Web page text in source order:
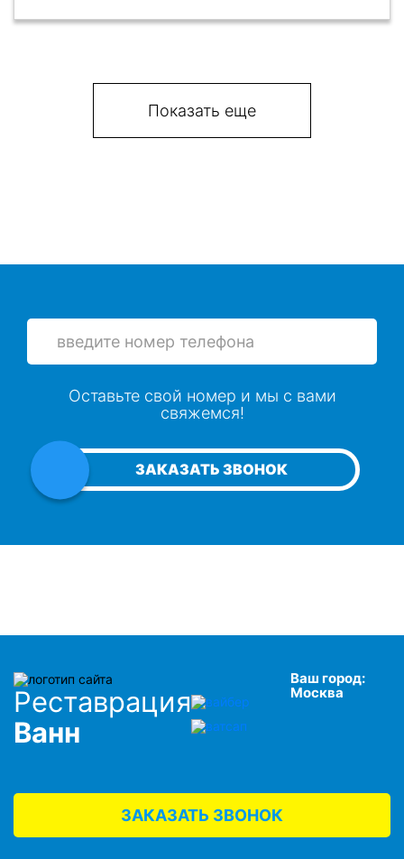
Показать еще
ЗАКАЗАТЬ ЗВОНОК
Оставьте свой номер и мы с вами
свяжемся!
Реставрация
Ванн
Ваш город:
Москва
ЗАКАЗАТЬ ЗВОНОК